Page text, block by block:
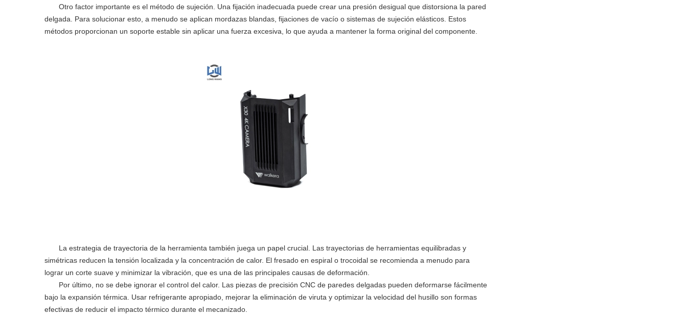
Otro factor importante es el método de sujeción. Una fijación inadecuada puede crear una presión desigual que distorsiona la pared
delgada. Para solucionar esto, a menudo se aplican mordazas blandas, fijaciones de vacío o sistemas de sujeción elásticos. Estos
métodos proporcionan un soporte estable sin aplicar una fuerza excesiva, lo que ayuda a mantener la forma original del componente.
La estrategia de trayectoria de la herramienta también juega un papel crucial. Las trayectorias de herramientas equilibradas y
simétricas reducen la tensión localizada y la concentración de calor. El fresado en espiral o trocoidal se recomienda a menudo para
lograr un corte suave y minimizar la vibración, que es una de las principales causas de deformación.
Por último, no se debe ignorar el control del calor. Las piezas de precisión CNC de paredes delgadas pueden deformarse fácilmente
bajo la expansión térmica. Usar refrigerante apropiado, mejorar la eliminación de viruta y optimizar la velocidad del husillo son formas
efectivas de reducir el impacto térmico durante el mecanizado.